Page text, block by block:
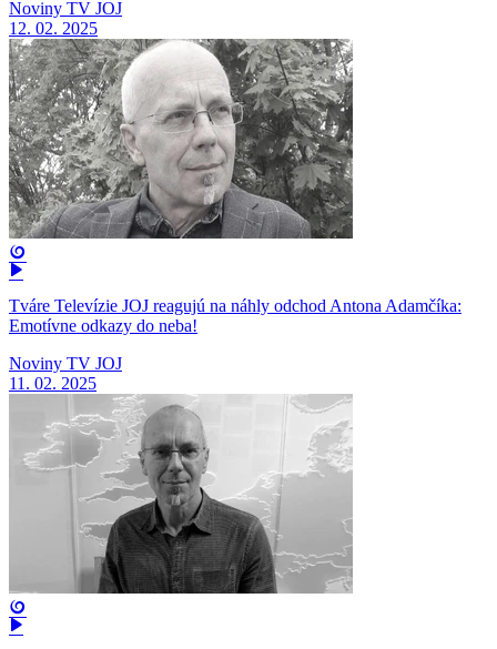
Noviny TV JOJ
12. 02. 2025
Tváre Televízie JOJ reagujú na náhly odchod Antona Adamčíka:
Emotívne odkazy do neba!
Noviny TV JOJ
11. 02. 2025